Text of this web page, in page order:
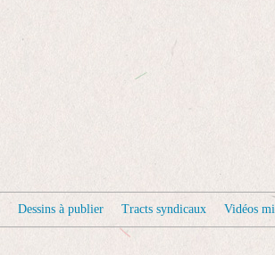
Dessins à publier Tracts syndicaux Vidéos